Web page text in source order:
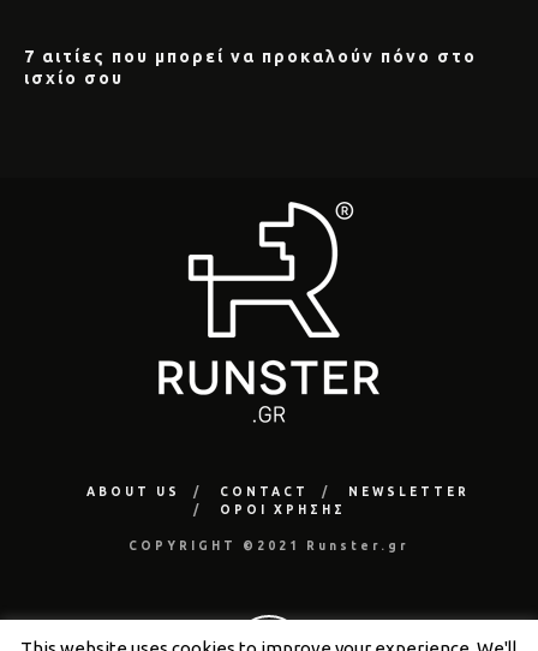
7 αιτίες που μπορεί να προκαλούν πόνο στο
ισχίο σου
ABOUT US CONTACT
NEWSLETTER
ΟΡΟΙ ΧΡΗΣΗΣ
COPYRIGHT ©2021 Runster.gr